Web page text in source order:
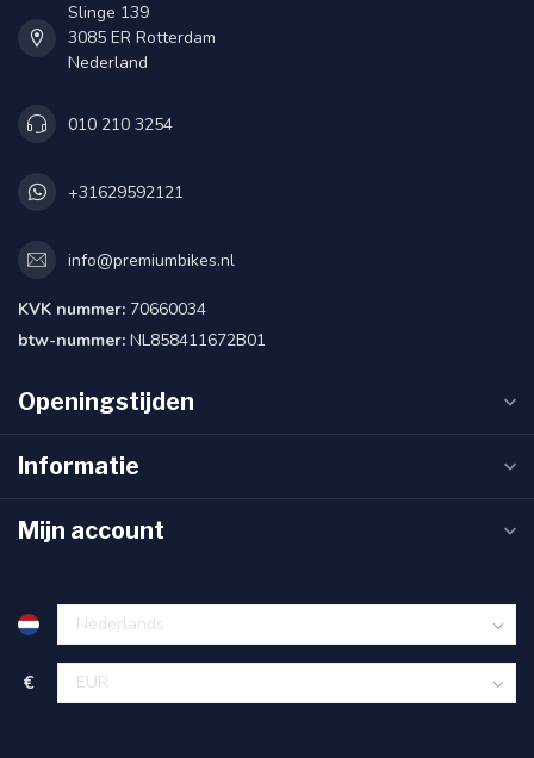
Slinge 139
3085 ER Rotterdam
Nederland
010 210 3254
+31629592121
info@premiumbikes.nl
KVK nummer: 70660034
btw-nummer: NL858411672B01
Openingstijden
Informatie
Mijn account
€